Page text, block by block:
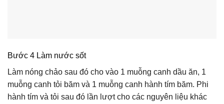
Bước 4 Làm nước sốt
Làm nóng chảo sau đó cho vào 1 muỗng canh dầu ăn, 1
muỗng canh tỏi băm và 1 muỗng canh hành tím băm. Phi
hành tím và tỏi sau đó lần lượt cho các nguyên liệu khác